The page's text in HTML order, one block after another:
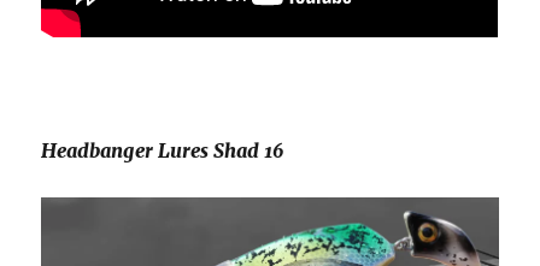
Headbanger Lures Shad 16